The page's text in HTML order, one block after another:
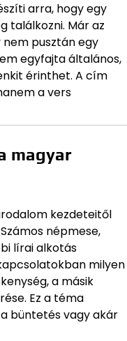
arra, hogy egy
találkozni. Már az
pusztán egy
egyfajta általános,
érinthet. A cím
a vers
magyar
kezdeteitől
népmese,
lírai alkotás
milyen
a másik
Ez a téma
büntetés vagy akár